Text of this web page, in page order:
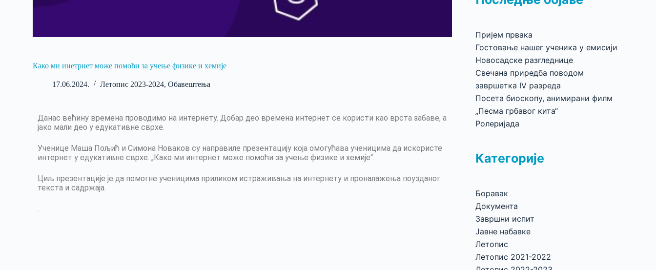
Како ми инетрнет може помоћи за учење физике и хемије
17.06.2024. Летопис 2023-2024,Обавештења
Данас већину времена проводимо на интернету. Добар део времена интернет се користи као врста забаве, а
јако мали део у едукативне сврхе.
Ученице Маша Пољић и Симона Новаков су направиле презентацију која омогућава ученицима да искористе
интернет у едукативне сврхе. „Како ми интернет може помоћи за учење физике и хемије“.
Циљ презентације је да помогне ученицима приликом истраживања на интернету и проналажења поузданог
текста и садржаја.
.
Пријем првака
Гостовање нашег ученика у емисији
Новосадске разгледнице
Свечана приредба поводом
завршетка IV разреда
Посета биоскопу, анимирани филм
„Песма грбавог кита“
Ролеријада
Категорије
Боравак
Документа
Завршни испит
Јавне набавке
Летопис
Летопис 2021-2022